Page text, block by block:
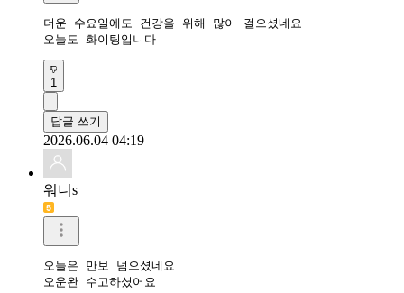
더운 수요일에도 건강을 위해 많이 걸으셨네요
오늘도 화이팅입니다
1
답글 쓰기
2026.06.04 04:19
워니s
오늘은 만보 넘으셨네요
오운완 수고하셨어요